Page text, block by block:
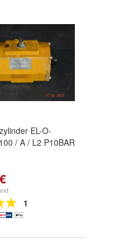
EL-O-
/ A / L2 P10BAR
1